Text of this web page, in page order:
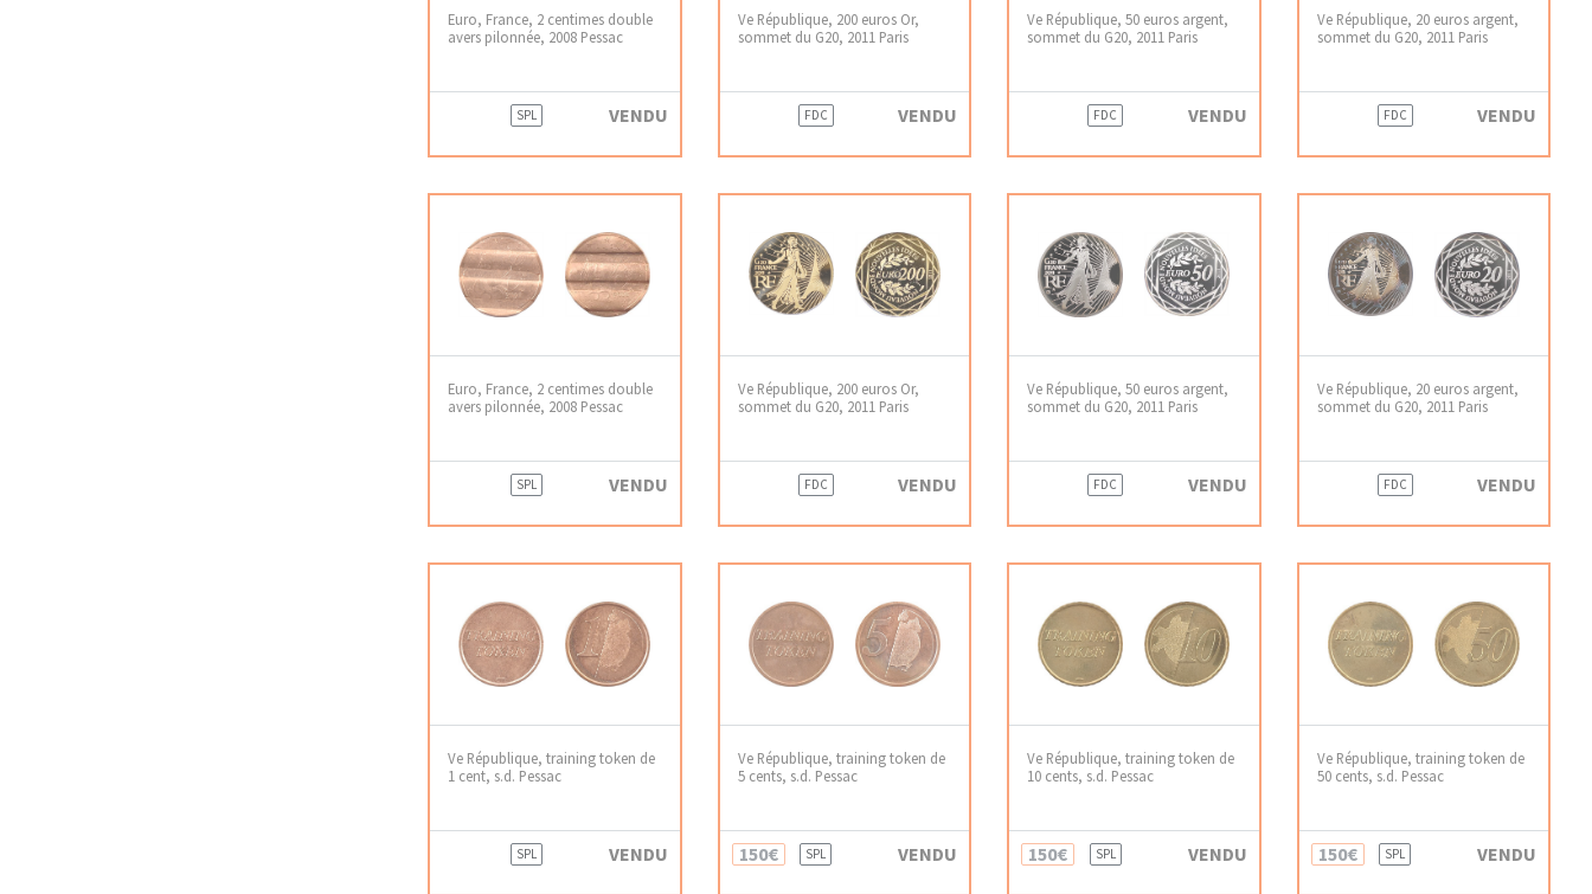
Euro, France, 2 centimes double
avers pilonnée, 2008 Pessac
SPL VENDU
Ve République, 200 euros Or,
sommet du G20, 2011 Paris
FDC VENDU
Ve République, 50 euros argent,
sommet du G20, 2011 Paris
FDC VENDU
Ve République, 20 euros argent,
sommet du G20, 2011 Paris
FDC VENDU
Euro, France, 2 centimes double
avers pilonnée, 2008 Pessac
SPL VENDU
Ve République, 200 euros Or,
sommet du G20, 2011 Paris
FDC VENDU
Ve République, 50 euros argent,
sommet du G20, 2011 Paris
FDC VENDU
Ve République, 20 euros argent,
sommet du G20, 2011 Paris
FDC VENDU
Ve République, training token de
1 cent, s.d. Pessac
SPL VENDU
Ve République, training token de
5 cents, s.d. Pessac
150€ SPL VENDU
Ve République, training token de
10 cents, s.d. Pessac
150€ SPL VENDU
Ve République, training token de
50 cents, s.d. Pessac
150€ SPL VENDU